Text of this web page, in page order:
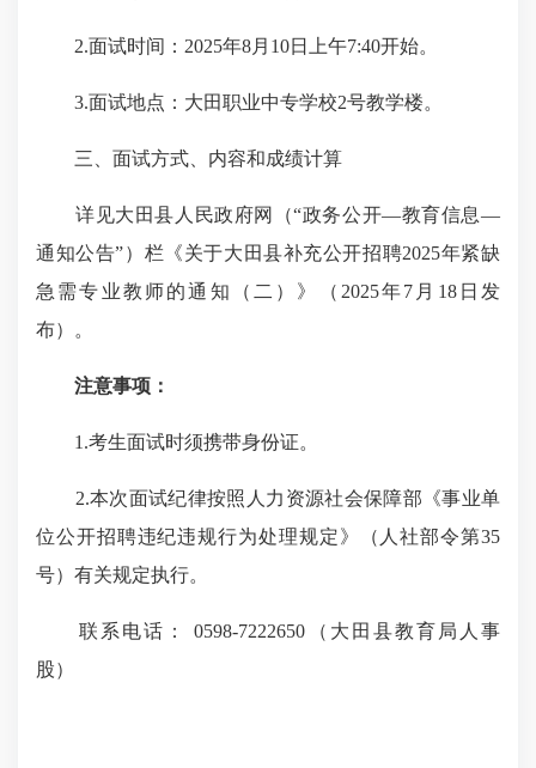
2.面试时间： 2025年8月 10日上午7:40开始。
3.面试地点：大田职业中专学校2号教学楼。
三、面试方式、内容和成绩计算
详见大田县人民政府网（“政务公开—教育信息—
通知公告”）栏《关于大田县补充公开招聘2025年紧缺
急需专业教师的通知（二）》（ 2025年7 月 18日发
布）。
注意事项：
1.考生面试时须携带身份证。
2.本次面试纪律按照人力资源社会保障部《事业单
位公开招聘违纪违规行为处理规定》（人社部令第35
号）有关规定执行。
联系电话： 0598­-7222650 （大田县教育局人事
股）